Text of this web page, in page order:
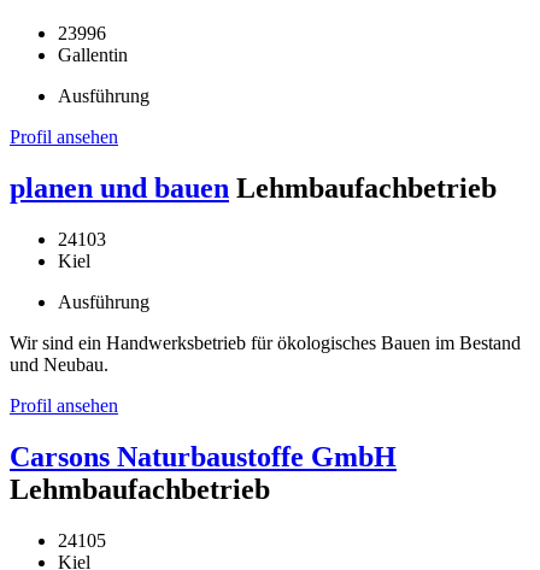
23996
Gallentin
Ausführung
Profil ansehen
planen und bauen Lehmbaufachbetrieb
24103
Kiel
Ausführung
Wir sind ein Handwerksbetrieb für ökologisches Bauen im Bestand
und Neubau.
Profil ansehen
Carsons Naturbaustoffe GmbH
Lehmbaufachbetrieb
24105
Kiel